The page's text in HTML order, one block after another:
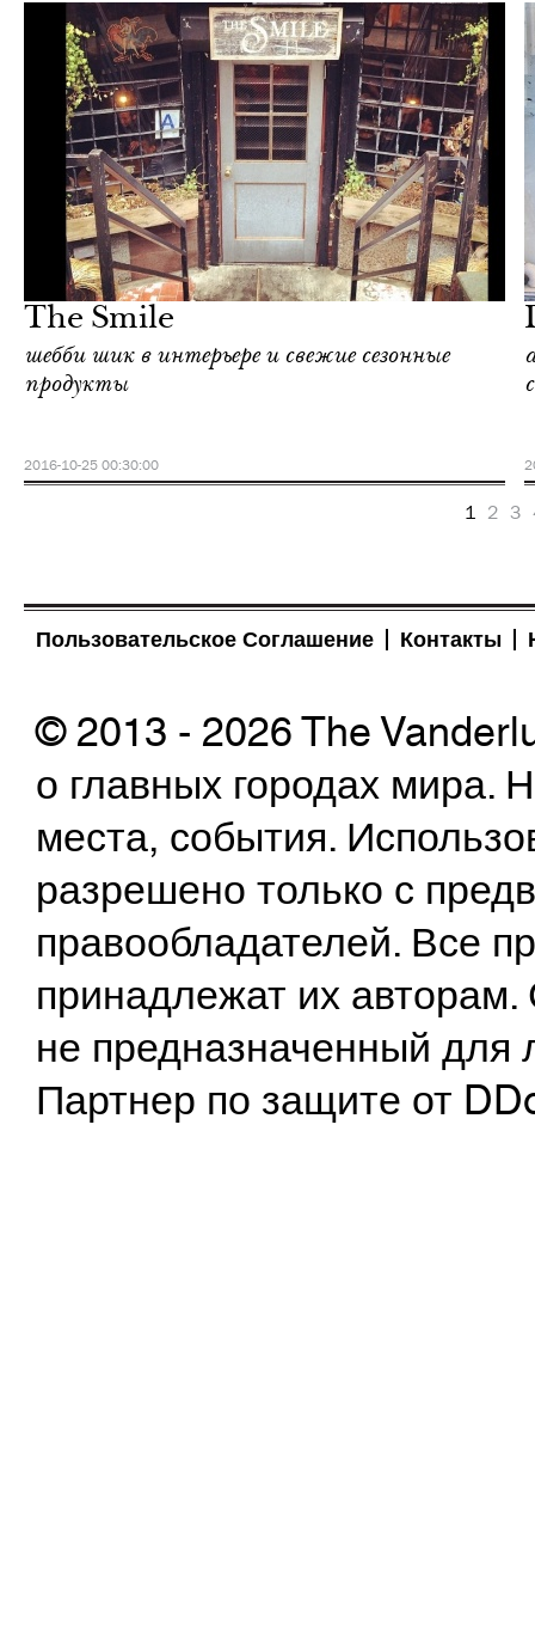
The Smile
шебби шик в интерьере и свежие сезонные
продукты
2016-10-25 00:30:00
Йорк
1 2 3
Пользовательское Соглашение Контакты
© 2013 - 2026 The
о главных городах
места, события.
разрешено только с
правообладателей. Все
принадлежат их
не предназначенный
Партнер по защите от